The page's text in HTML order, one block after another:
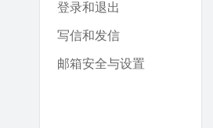
登录和退出
写信和发信
邮箱安全与设置